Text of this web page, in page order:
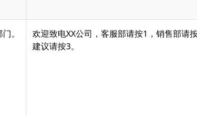
。
欢迎致电XX公司，客服部请按1，销售部请
建议请按3。